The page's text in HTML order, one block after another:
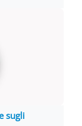
sugli